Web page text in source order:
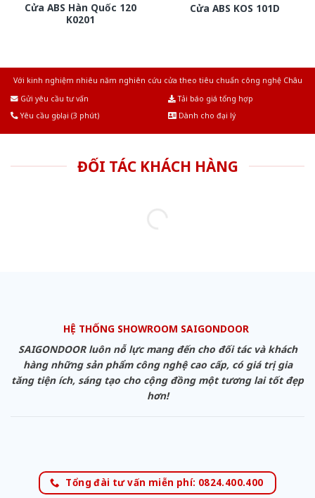
Cửa ABS Hàn Quốc 120
K0201
Cửa ABS KOS 101D
Với kinh nghiệm nhiêu năm nghiên cứu cửa theo tiêu chuẩn công nghệ Châu
Gửi yêu cầu tư vấn
Tải báo giá tổng hợp
Yêu cầu gọi lại (3 phút)
Dành cho đại lý
ĐỐI TÁC KHÁCH HÀNG
HỆ THỐNG SHOWROOM SAIGONDOOR
SAIGONDOOR luôn nỗ lực mang đến cho đối tác và khách
hàng những sản phẩm công nghệ cao cấp, có giá trị gia
tăng tiện ích, sáng tạo cho cộng đồng một tương lai tốt đẹp
hơn!
Tổng đài tư vấn miễn phí: 0824.400.400